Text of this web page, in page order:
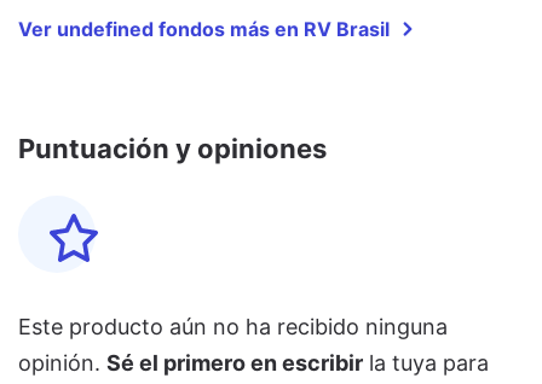
Ver undefined fondos más en RV Brasil
Puntuación y opiniones
Este producto aún no ha recibido ninguna
opinión. Sé el primero en escribir la tuya para